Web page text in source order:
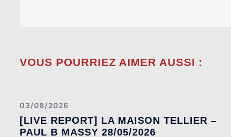
VOUS POURRIEZ AIMER AUSSI :
03/08/2026
[LIVE REPORT] LA MAISON TELLIER –
PAUL B MASSY 28/05/2026